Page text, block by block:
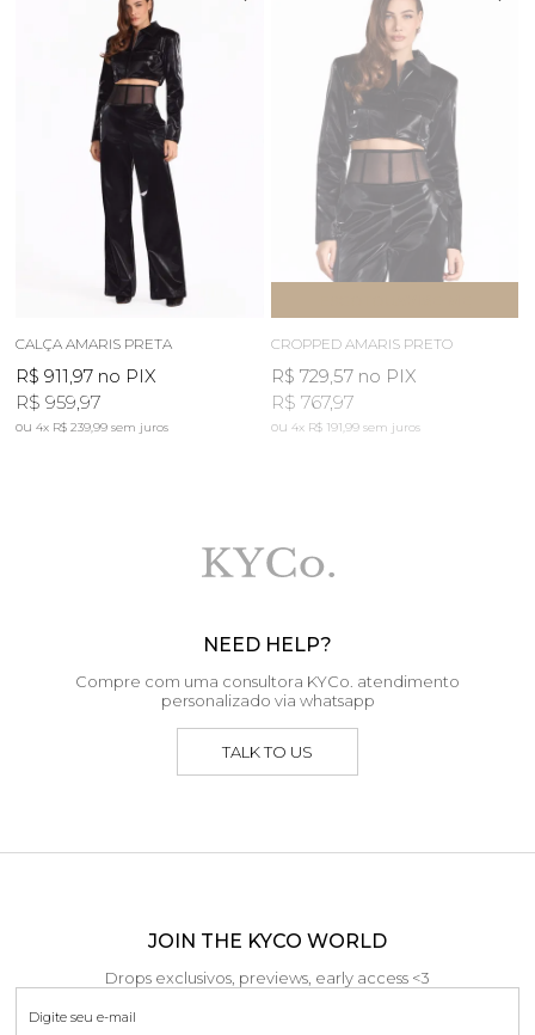
CALÇA AMARIS PRETA
R$ 911,97 no PIX
R$ 959,97
4x R$ 239,99sem juros
CROPPED AMARIS PRETO
R$ 729,57no PIX
R$ 767,97
4x R$ 191,99 sem juros
NEED HELP?
Compre com uma consultora KYCo. atendimento
personalizado via whatsapp
TALK TO US
JOIN THE KYCO WORLD
Drops exclusivos, previews, early access <3